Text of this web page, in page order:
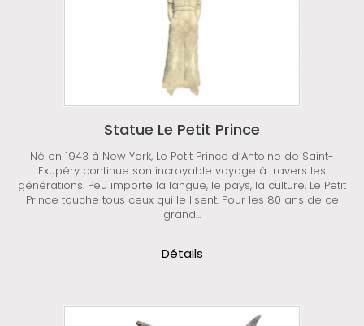
Statue Le Petit Prince
Né en 1943 à New York, Le Petit Prince d’Antoine de Saint-
Exupéry continue son incroyable voyage à travers les
générations. Peu importe la langue, le pays, la culture, Le Petit
Prince touche tous ceux qui le lisent. Pour les 80 ans de ce
grand...
Détails